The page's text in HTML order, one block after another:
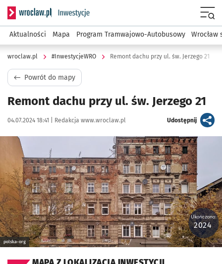
Serwis informacyjny wroclaw.pl podserwis:
Aktualności Mapa Program Tramwajowo-Autobusowy Wrocław
wroclaw.pl #InwestycjeWRO Remont dachu przy ul. św. Jerzego 21
Powrót do mapy
Remont dachu przy ul. św. Jerzego 21
Data publikacji:
04.07.2024 18:41 | Autor:
Redakcja www.wroclaw.pl Udostępnijartykuł
Kliknij, aby powiększyć
polska-org
Ukończono:
2024